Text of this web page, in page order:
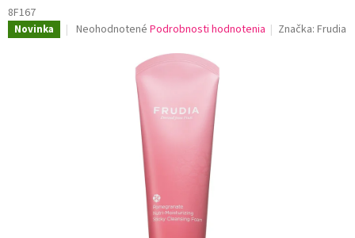
8F167
Novinka
Priemerné
Neohodnotené Podrobnosti hodnotenia Značka:Frudia